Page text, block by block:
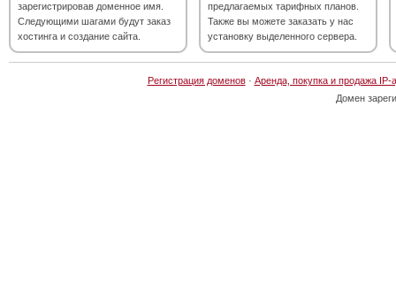
зарегистрировав доменное имя.
Следующими шагами будут заказ
хостинга и создание сайта.
предлагаемых тарифных планов.
Также вы можете заказать у нас
установку выделенного сервера.
Регистрация доменов· Аренда, покупка и продажа IP-
Домен